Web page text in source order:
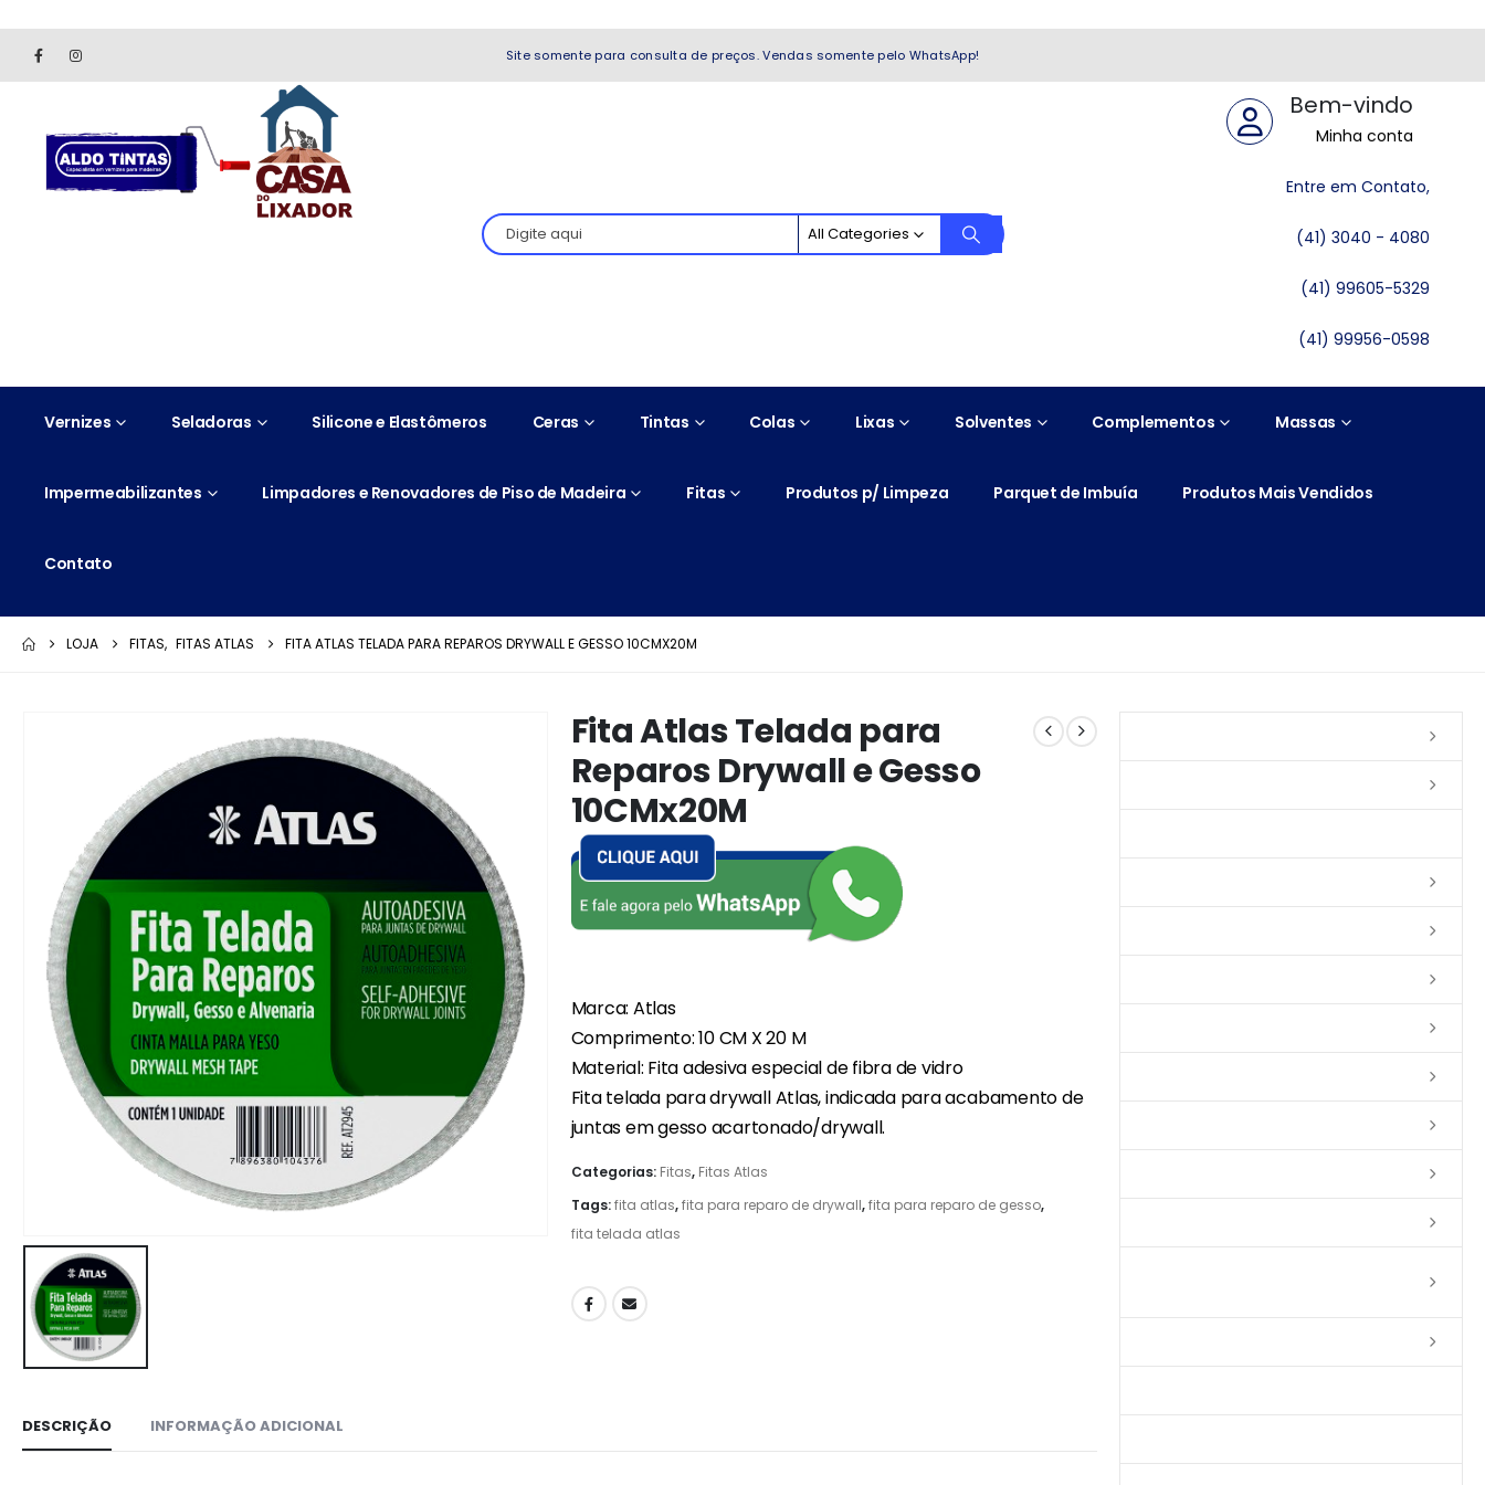
Site somente para consulta de preços. Vendas somente pelo WhatsApp!
All Categories
Bem-vindo
Minha conta
Entre em Contato,
(41) 3040 - 4080
(41) 99605-5329
(41) 99956-0598
Vernizes Seladoras Silicone e Elastômeros Ceras Tintas Colas Lixas Solventes Complementos Massas
Impermeabilizantes Limpadores e Renovadores de Piso de Madeira Fitas Produtos p/ Limpeza Parquet de Imbuía Produtos Mais Vendidos
Contato
LOJA FITAS, FITAS ATLAS FITA ATLAS TELADA PARA REPAROS DRYWALL E GESSO 10CMX20M
Fita Atlas Telada para
Reparos Drywall e Gesso
10CMx20M
Marca: Atlas
Comprimento: 10 CM X 20 M
Material: Fita adesiva especial de fibra de vidro
Fita telada para drywall Atlas, indicada para acabamento de
juntas em gesso acartonado/drywall.
Categorias: Fitas, Fitas Atlas
Tags:fita atlas,fita para reparo de drywall,fita para reparo de gesso,
fita telada atlas
DESCRIÇÃO INFORMAÇÃO ADICIONAL